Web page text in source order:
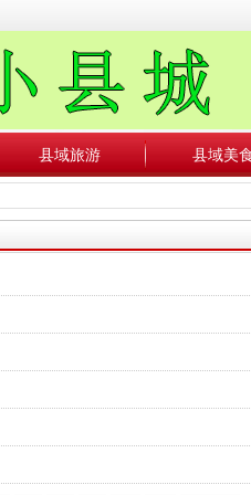
县域旅游 县域美